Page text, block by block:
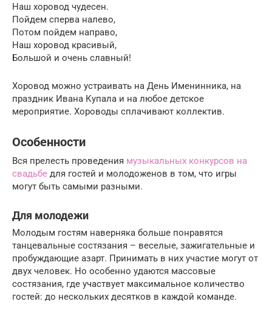
Наш хоровод чудесен.
Пойдем сперва налево,
Потом пойдем направо,
Наш хоровод красивый,
Большой и очень славный!
Хоровод можно устраивать на День Именинника, на
праздник Ивана Купала и на любое детское
мероприятие. Хороводы сплачивают коллектив.
Особенности
Вся прелесть проведения музыкальных конкурсов на
свадьбе для гостей и молодоженов в том, что игры
могут быть самыми разными.
Для молодежи
Молодым гостям наверняка больше понравятся
танцевальные состязания – веселые, зажигательные и
пробуждающие азарт. Принимать в них участие могут от
двух человек. Но особенно удаются массовые
состязания, где участвует максимальное количество
гостей: до нескольких десятков в каждой команде.